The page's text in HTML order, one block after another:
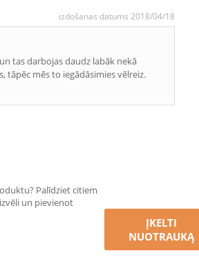
izdošanas datums 2018/04/18
tas darbojas daudz labāk nekā
tāpēc mēs to iegādāsimies vēlreiz.
Palīdziet citiem
un pievienot
ĮKELTI
NUOTRAUKĄ